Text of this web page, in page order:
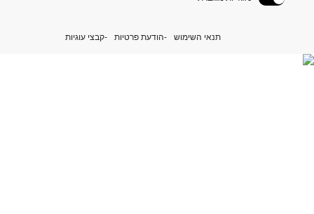
תנאי השימוש הודעת פרטיות קבצי עוגיות